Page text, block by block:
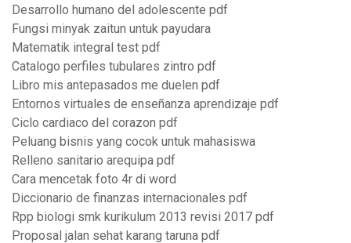
Desarrollo humano del adolescente pdf
Fungsi minyak zaitun untuk payudara
Matematik integral test pdf
Catalogo perfiles tubulares zintro pdf
Libro mis antepasados me duelen pdf
Entornos virtuales de enseñanza aprendizaje pdf
Ciclo cardiaco del corazon pdf
Peluang bisnis yang cocok untuk mahasiswa
Relleno sanitario arequipa pdf
Cara mencetak foto 4r di word
Diccionario de finanzas internacionales pdf
Rpp biologi smk kurikulum 2013 revisi 2017 pdf
Proposal jalan sehat karang taruna pdf